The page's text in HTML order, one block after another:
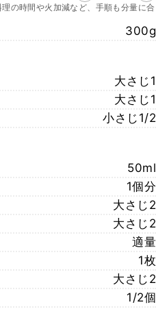
の時間や火加減など、手順も分量に合
300g
大さじ1
大さじ1
小さじ1/2
50ml
1個分
大さじ2
大さじ2
適量
1枚
大さじ2
1/2個